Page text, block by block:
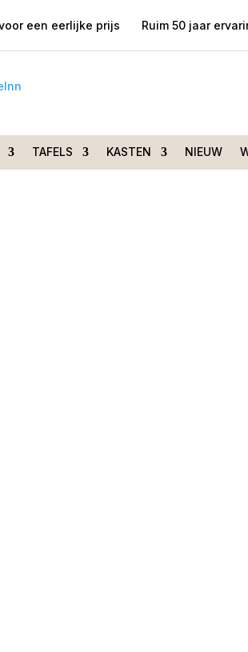
een eerlijke prijs Ruim 50 jaar
TAFELS KASTEN NIEUW